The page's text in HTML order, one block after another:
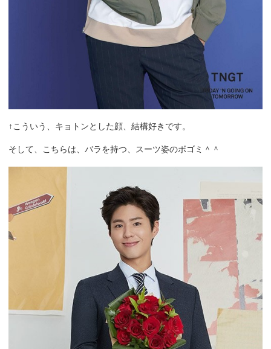
↑こういう、キョトンとした顔、結構好きです。
そして、こちらは、バラを持つ、スーツ姿のボゴミ＾＾